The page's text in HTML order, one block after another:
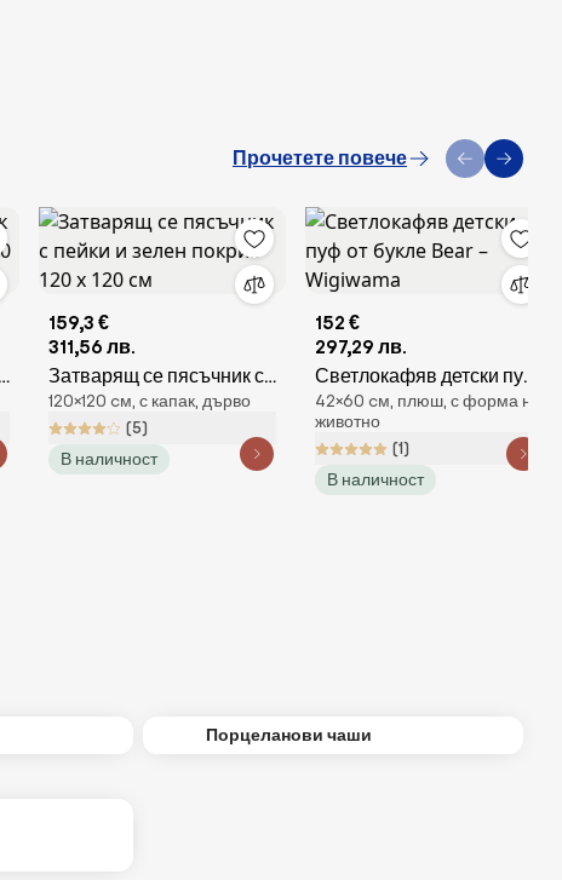
Прочетете повече
159,3 €
311,56 лв.
Затварящ се пясъчник с
пейки и зелен покрив 120
х 120 см
120×120 cм, с капак, дърво
(5)
В наличност
152 €
297,29 лв.
Светлокафяв детски пуф
от букле Bear –
Wigiwama
42×60 cм, плюш, с форма на
животно
(1)
В наличност
Порцеланови чаши